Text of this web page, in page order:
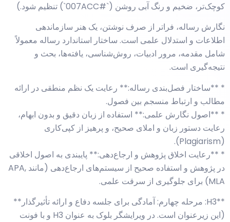
کوچک‌تر، ضخیم و رنگ آبی روشن (`#007ACC`) تنظیم شود.)
نگارش رساله، فراتر از صرف نوشتن، یک هنر سازماندهی
اطلاعات و استدلال علمی است. ساختار استاندارد رساله معمولاً
شامل مقدمه، مرور ادبیات، روش‌شناسی، یافته‌ها، بحث و
نتیجه‌گیری است.
* **ساختار فصل‌بندی رساله:** رعایت یک نظم منطقی در ارائه
مطالب و ارتباط منسجم بین فصول.
* **اصول نگارش علمی:** استفاده از زبان دقیق و بدون ابهام،
رعایت دستور زبان و املای صحیح، و پرهیز از کپی‌کاری
(Plagiarism).
* **رعایت اخلاق پژوهش و ارجاع‌دهی:** پایبندی به اصول اخلاقی
در پژوهش و استفاده صحیح از سیستم‌های ارجاع‌دهی (مانند APA,
MLA) برای جلوگیری از سرقت علمی.
**H3: مرحله چهارم: آمادگی برای جلسه دفاع و ارائه تأثیرگذار**
(این زیرعنوان است. در ویرایشگر بلوک به عنوان H3 و با فونت